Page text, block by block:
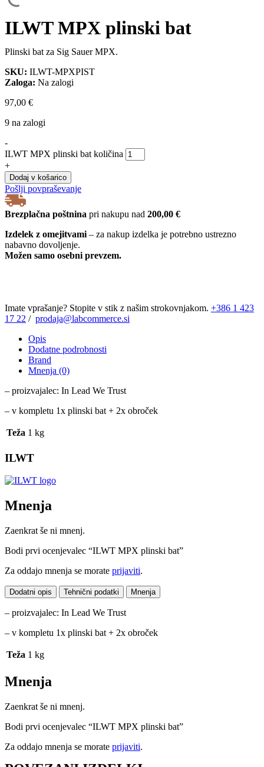
ILWT MPX plinski bat
Plinski bat za Sig Sauer MPX.
SKU: ILWT-MPXPIST
Zaloga: Na zalogi
97,00 €
9 na zalogi
-
ILWT MPX plinski bat količina
+
Dodaj v košarico
Pošlji povpraševanje
Brezplačna poštnina pri nakupu nad 200,00 €
Izdelek z omejitvami – za nakup izdelka je potrebno ustrezno
nabavno dovoljenje.
Možen samo osebni prevzem.
Imate vprašanje? Stopite v stik z našim strokovnjakom. +386 1 423
17 22 / prodaja@labcommerce.si
Opis
Dodatne podrobnosti
Brand
Mnenja (0)
– proizvajalec: In Lead We Trust
– v kompletu 1x plinski bat + 2x obroček
Teža 1 kg
ILWT
Mnenja
Zaenkrat še ni mnenj.
Bodi prvi ocenjevalec “ILWT MPX plinski bat”
Za oddajo mnenja se morate prijaviti.
Dodatni opis Tehnični podatki Mnenja
– proizvajalec: In Lead We Trust
– v kompletu 1x plinski bat + 2x obroček
Teža 1 kg
Mnenja
Zaenkrat še ni mnenj.
Bodi prvi ocenjevalec “ILWT MPX plinski bat”
Za oddajo mnenja se morate prijaviti.